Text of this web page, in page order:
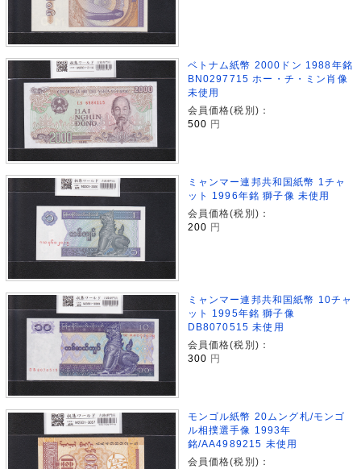
ベトナム紙幣 2000ドン 1988年銘
BN0297715 ホー・チ・ミン肖像
未使用
会員価格(税別)：
500 円
ミャンマー連邦共和国紙幣 1チャ
ット 1996年銘 獅子像 未使用
会員価格(税別)：
200 円
ミャンマー連邦共和国紙幣 10チャ
ット 1995年銘 獅子像
DB8070515 未使用
会員価格(税別)：
300 円
モンゴル紙幣 20ムング札/モンゴ
ル相撲選手像 1993年
銘/AA4989215 未使用
会員価格(税別)：